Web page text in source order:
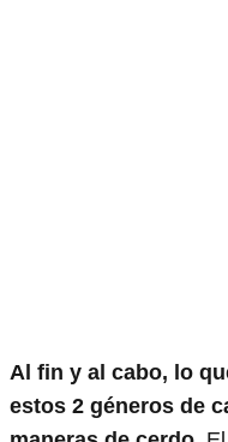
Al fin y al cabo, lo
estos 2 géneros de